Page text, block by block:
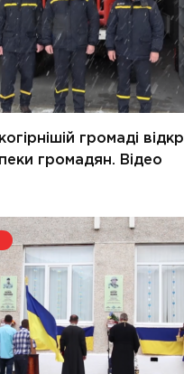
громаді
громадян. Відео